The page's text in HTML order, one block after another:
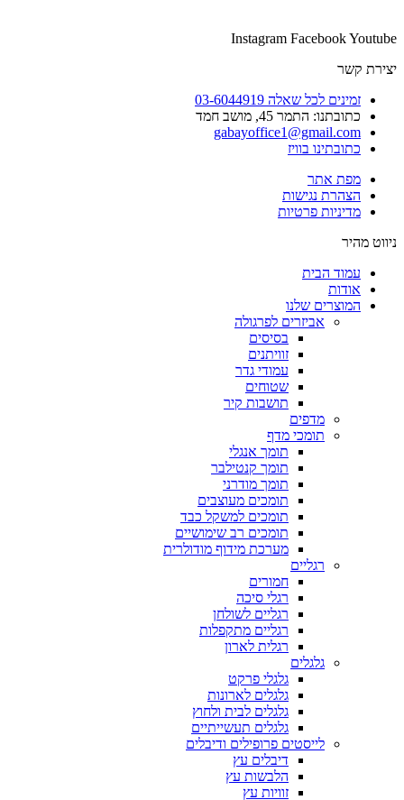
Instagram FacebookYoutube
יצירת קשר
זמינים לכל שאלה 03-6044919
כתובתנו: התמר 45, מושב חמד​
gabayoffice1@gmail.com
כתובתינו בוויז
מפת אתר
הצהרת נגישות
מדיניות פרטיות
ניווט מהיר
עמוד הבית
אודות
המוצרים שלנו
אביזרים לפרגולה
בסיסים
זוויתנים
עמודי גדר
שטוחים
תושבות קיר
מדפים
תומכי מדף
תומך אנגלי
תומך קנטילבר
תומך מודרני
תומכים מעוצבים
תומכים למשקל כבד
תומכים רב שימושיים
מערכת מידוף מודולרית
רגליים
חמורים
רגלי סיכה
רגליים לשולחן
רגליים מתקפלות
רגלית לארון
גלגלים
גלגלי פרקט
גלגלים לארונות
גלגלים לבית ולחוץ
גלגלים תעשייתיים
לייסטים פרופילים ודיבלים
דיבלים עץ
הלבשות עץ
זוויות עץ